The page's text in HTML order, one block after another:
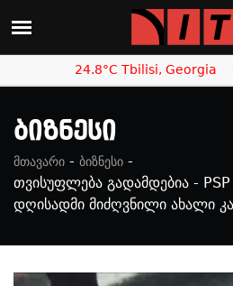
24.8°C Tbilisi, Georgia
Ბიზნესი
მთავარი - ბიზნესი -
თვისუფლება გადამდებია -
დღისადმი მიძღვნილი ახალი